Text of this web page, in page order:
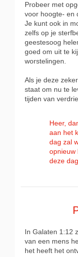
Probeer met
voor hoogte- en
Je kunt ook in
zelfs op je
geestesoog
goed om uit te
worstelingen.
Als je deze
staat om nu te
tijden van
Heer,
aan het
dag zal
opnieuw
deze
In Galaten 1:12
van een mens
het heeft het